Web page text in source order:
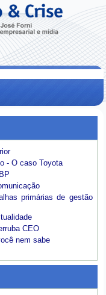
- O caso Toyota
primárias de gestão
CEO
nem sabe